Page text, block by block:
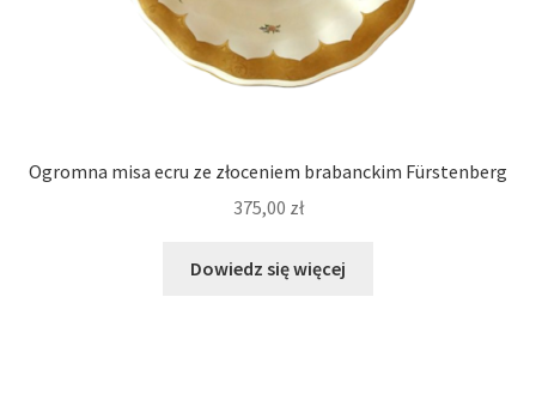
Ogromna misa ecru ze złoceniem brabanckim Fürstenberg
375,00 zł
Dowiedz się więcej